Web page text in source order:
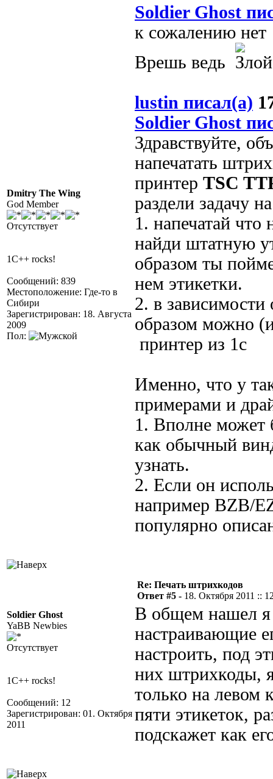
Dmitry The Wing
God Member
Отсутствует
1C++ rocks!
Сообщений: 839
Местоположение: Где-то в
Сибири
Зарегистрирован: 18. Августа
2009
Пол:
Soldier Ghost
к сожалению нет
Врешь ведь
lustin писал(а)
Soldier Ghost
Здравствуйте,
напечатать
принтер TSC
раздели задачу
1. напечатай
найди штатную
образом ты
нем этикетки.
2. в
образом можно
принтер из 1с
Именно, что у
примерами и
1. Вполне может
как обычный
узнать.
2. Если он
например BZB/
популярно
Soldier Ghost
YaBB Newbies
Отсутствует
1C++ rocks!
Сообщений: 12
Зарегистрирован: 01. Октября
2011
Re: Печать штрихкодов
Ответ #5 - 18. Октября 2011 ::
В общем нашел я
настраивающие
настроить, под
них штрихкоды,
только на левом
пяти этикеток,
подскажет как